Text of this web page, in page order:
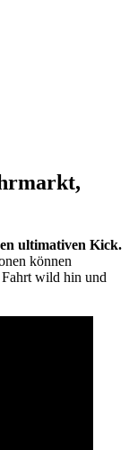
ultimativen Kick.
können
Fahrt wild hin und